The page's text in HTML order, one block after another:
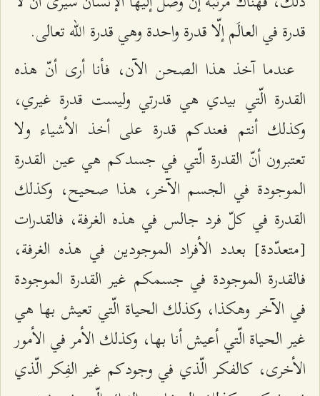
قدرة في العالَم إلّا قدرة واحدة وهي قدرة الله تعالى.
عندما آخذ هذا الصحن الآن، فأنا أرى أنّ هذه
القدرة الّتي بيدي هي قدرتي وليست قدرة غيري،
وكذلك أنتم فعندكم قدرة على أخذ الأشياء ولا
تعتبرون أنّ القدرة الّتي في جسدكم هي عين القدرة
الموجودة في الجسم الآخر، هذا صحيح، وكذلك
القدرة في كلّ فرد جالس في هذه الغرفة، فالقدرات
[متعدّدة] بعدد الأفراد الموجودين في هذه الغرفة،
فالقدرة الموجودة في جسمكم غير القدرة الموجودة
في الآخر وهكذا، وكذلك الحياة الّتي تعيش بها هي
غير الحياة الّتي أعيش أنا بها، وكذلك الأمر في الأمور
الأخرى، كالفكر الّذي في وجودكم غير الفِكر الّذي